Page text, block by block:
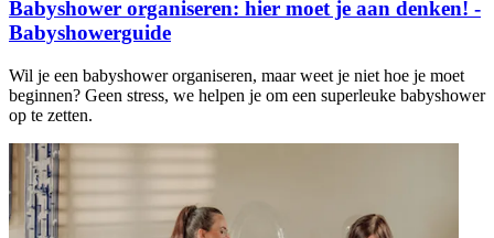
Babyshower organiseren: hier moet je aan denken! -
Babyshowerguide
Wil je een babyshower organiseren, maar weet je niet hoe je moet
beginnen? Geen stress, we helpen je om een superleuke babyshower
op te zetten.